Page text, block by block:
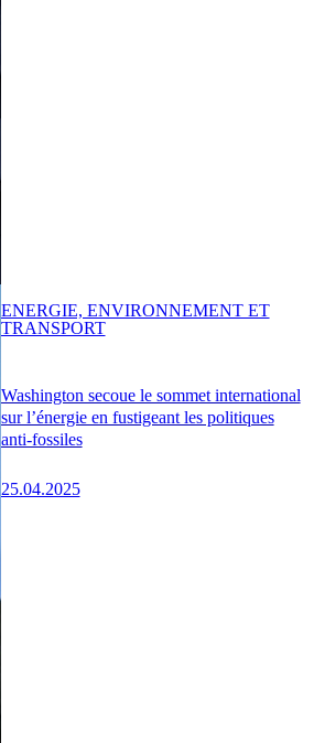
Washington secoue le sommet international
sur l’énergie en fustigeant les politiques
anti-fossiles
25.04.2025
ENERGIE, ENVIRONNEMENT ET
TRANSPORT